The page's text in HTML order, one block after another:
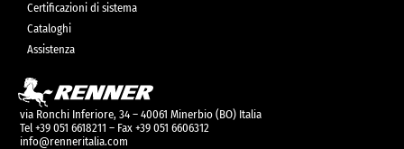
Certificazioni di sistema
Cataloghi
Assistenza
via Ronchi Inferiore, 34 – 40061 Minerbio (BO) Italia
Tel +39 051 6618211 – Fax +39 051 6606312
info@renneritalia.com